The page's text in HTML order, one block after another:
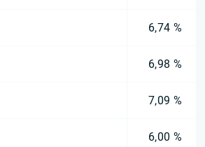
6,74 %
6,98 %
7,09 %
6,00 %